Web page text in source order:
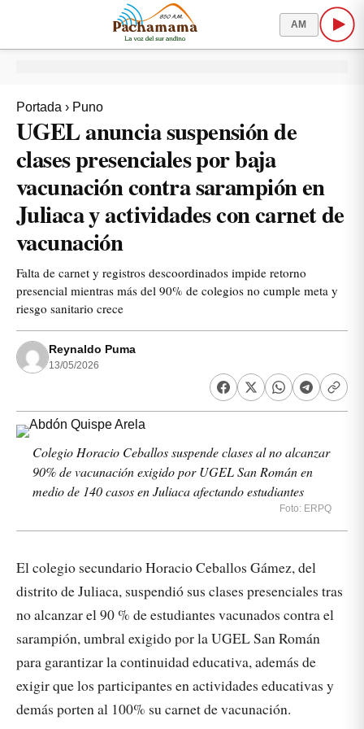
AM
Portada › Puno
UGEL anuncia suspensión de
clases presenciales por baja
vacunación contra sarampión en
Juliaca y actividades con carnet de
vacunación
Falta de carnet y registros descoordinados impide retorno
presencial mientras más del 90% de colegios no cumple meta y
riesgo sanitario crece
Reynaldo Puma
13/05/2026
Colegio Horacio Ceballos suspende clases al no alcanzar
90% de vacunación exigido por UGEL San Román en
medio de 140 casos en Juliaca afectando estudiantes
Foto: ERPQ
El colegio secundario Horacio Ceballos Gámez, del
distrito de Juliaca, suspendió sus clases presenciales tras
no alcanzar el 90 % de estudiantes vacunados contra el
sarampión, umbral exigido por la UGEL San Román
para garantizar la continuidad educativa, además de
exigir que los participantes en actividades educativas y
demás porten al 100% su carnet de vacunación.